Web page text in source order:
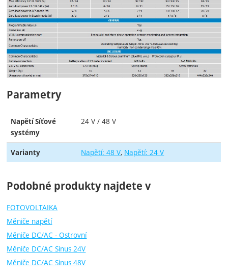
Parametry
Napětí Síťové
systémy
24 V / 48 V
Varianty Napětí: 48 V Napětí: 24 V
Podobné produkty najdete v
FOTOVOLTAIKA
Měniče napětí
Měniče DC/AC - Ostrovní
Měniče DC/AC Sinus 24V
Měniče DC/AC Sinus 48V